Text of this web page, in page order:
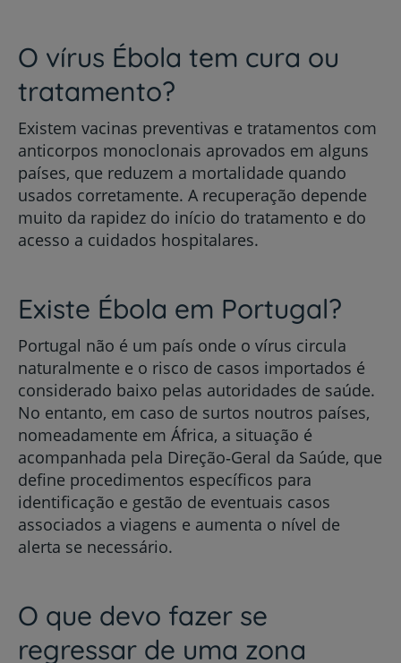
O vírus Ébola tem cura ou
tratamento?
Existem vacinas preventivas e tratamentos com
anticorpos monoclonais aprovados em alguns
países, que reduzem a mortalidade quando
usados corretamente. A recuperação depende
muito da rapidez do início do tratamento e do
acesso a cuidados hospitalares.
Existe Ébola em Portugal?
Portugal não é um país onde o vírus circula
naturalmente e o risco de casos importados é
considerado baixo pelas autoridades de saúde.
No entanto, em caso de surtos noutros países,
nomeadamente em África, a situação é
acompanhada pela Direção‑Geral da Saúde, que
define procedimentos específicos para
identificação e gestão de eventuais casos
associados a viagens e aumenta o nível de
alerta se necessário.
O que devo fazer se
regressar de uma zona